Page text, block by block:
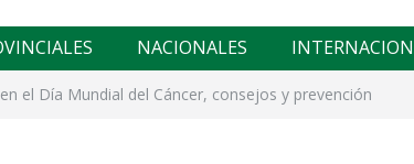
NACIONALES
el Día Mundial del Cáncer, consejos y prevención